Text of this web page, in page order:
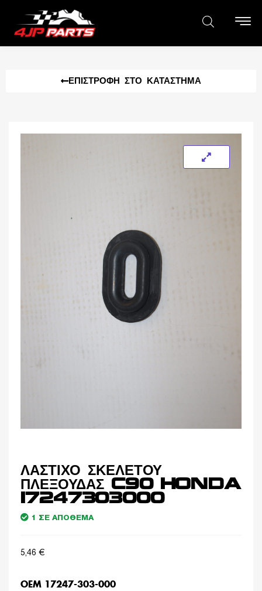
ΕΠΙΣΤΡΟΦΉ ΣΤΟ ΚΑΤΆΣΤΗΜΑ
ΛΑΣΤΙΧΟ ΣΚΕΛΕΤΟΥ
ΠΛΕΞΟΥΔΑΣ C90 HONDA
17247303000
1 ΣΕ ΑΠΌΘΕΜΑ
5,46 €
OEM 17247-303-000